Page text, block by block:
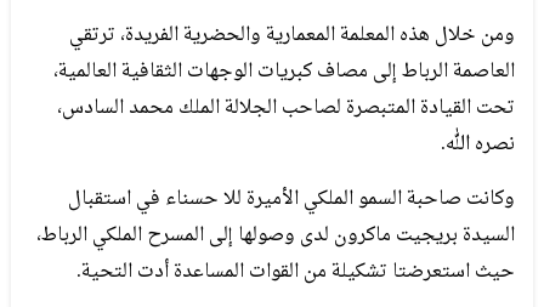
ومن خلال هذه المعلمة المعمارية والحضرية الفريدة، ترتقي
العاصمة الرباط إلى مصاف كبريات الوجهات الثقافية العالمية،
تحت القيادة المتبصرة لصاحب الجلالة الملك محمد السادس،
نصره الله.
وكانت صاحبة السمو الملكي الأميرة للا حسناء في استقبال
السيدة بريجيت ماكرون لدى وصولها إلى المسرح الملكي الرباط،
حيث استعرضتا تشكيلة من القوات المساعدة أدت التحية.